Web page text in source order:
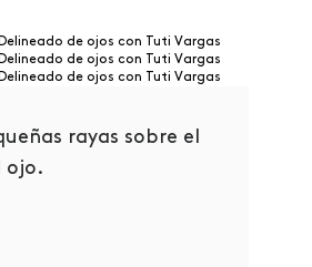
rayas sobre el
ojo.